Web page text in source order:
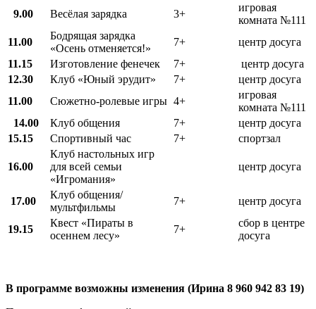
9.00
Весёлая зарядка 3+
игровая
комната №111
11.00
Бодрящая зарядка
«Осень отменяется!»
7+
центр досуга
11.15
Изготовление фенечек 7+
центр досуга
12.30
Клуб «Юный эрудит» 7+
центр досуга
11.00
Сюжетно-ролевые игры 4+
игровая
комната №111
14.00
Клуб общения 7+
центр досуга
15.15
Спортивный час 7+ спортзал
16.00
Клуб настольных игр
для всей семьи
«Игромания»
центр досуга
17.00
Клуб общения/
мультфильмы
7+ центр досуга
19.15
Квест «Пираты в
осеннем лесу»
7+
сбор в центре
досуга
В программе возможны изменения (Ирина 8 960 942 83 19)